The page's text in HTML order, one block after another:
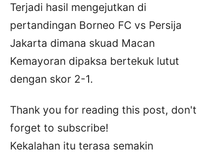
Terjadi hasil mengejutkan di
pertandingan Borneo FC vs Persija
Jakarta dimana skuad Macan
Kemayoran dipaksa bertekuk lutut
dengan skor 2-1.
Thank you for reading this post, don't
forget to subscribe!
Kekalahan itu terasa semakin